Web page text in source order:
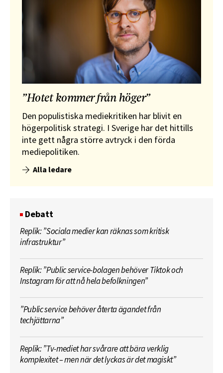
”Hotet kommer från höger”
Den populistiska mediekritiken har blivit en
högerpolitisk strategi. I Sverige har det hittills
inte gett några större avtryck i den förda
mediepolitiken.
Alla ledare
Debatt
Replik: ”Sociala medier kan räknas som kritisk
infrastruktur”
Replik: ”Public service-bolagen behöver Tiktok och
Instagram för att nå hela befolkningen”
”Public service behöver återta ägandet från
techjättarna”
Replik: ”Tv-mediet har svårare att bära verklig
komplexitet – men när det lyckas är det magiskt”